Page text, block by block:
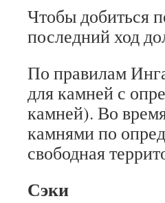
Чтобы добиться
последний ход
По правилам
для камней с
камней). Во
камнями по
свободная
Сэки